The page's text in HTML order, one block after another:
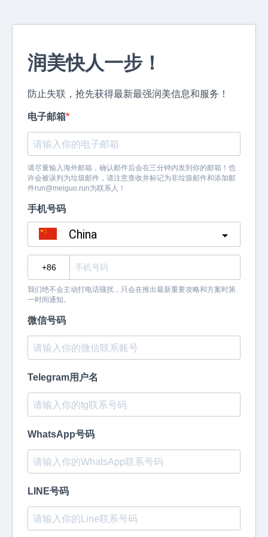
润美快人一步！
防止失联，抢先获得最新最强润美信息和服务！
电子邮箱
请尽量输入海外邮箱，确认邮件后会在三分钟内发到你的邮箱！也
许会被误判为垃圾邮件，请注意查收并标记为非垃圾邮件和添加邮
件run@meiguo.run为联系人！
手机号码
China
我们绝不会主动打电话骚扰，只会在推出最新重要攻略和方案时第
一时间通知。
微信号码
Telegram用户名
WhatsApp号码
LINE号码